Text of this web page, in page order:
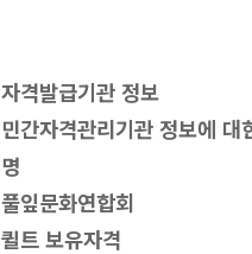
자격발급기관 정보
민간자격관리기관 정보에
명
풀잎문화연합회
퀼트 보유자격